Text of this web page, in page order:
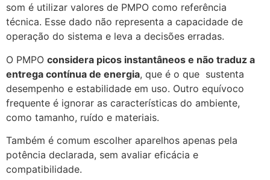
som é utilizar valores de PMPO como referência
técnica. Esse dado não representa a capacidade de
operação do sistema e leva a decisões erradas.
O PMPO considera picos instantâneos e não traduz a
entrega contínua de energia, que é o que sustenta
desempenho e estabilidade em uso. Outro equívoco
frequente é ignorar as características do ambiente,
como tamanho, ruído e materiais.
Também é comum escolher aparelhos apenas pela
potência declarada, sem avaliar eficácia e
compatibilidade.